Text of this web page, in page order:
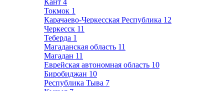
Кант 4
Токмок 1
Карачаево-Черкесская Республика 12
Черкесск 11
Теберда 1
Магаданская область 11
Магадан 11
Еврейская автономная область 10
Биробиджан 10
Республика Тыва 7